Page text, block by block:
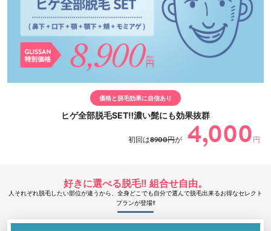
価格と脱毛効果に自信あり
ヒゲ全部脱毛SET‼濃い髭にも効果抜群
初回は8900円が 4,000円
好きに選べる脱毛‼ 組合せ自由。
人それぞれ脱毛したい部位が違うから、全身どこでも自分で選んで脱毛出来るお得なセレクト
プランが登場‼